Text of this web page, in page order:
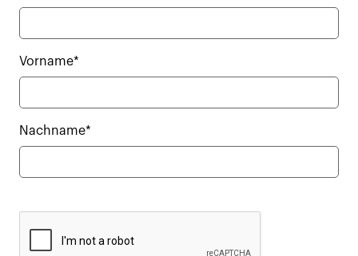
Vorname*
Nachname*